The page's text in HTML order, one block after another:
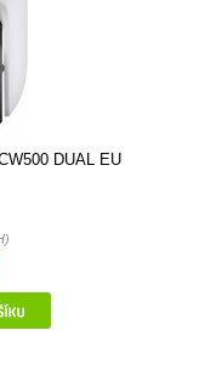
DUAL EU